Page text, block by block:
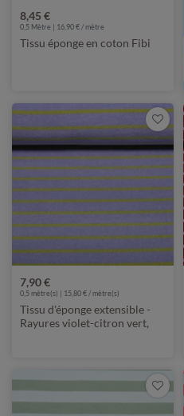
8,45 €
0,5 Mètre | 16,90 € / mètre
Tissu éponge en coton Fibi
7,90 €
0,5 mètre(s) | 15,80 € / mètre(s)
Tissu d'éponge extensible -
Rayures violet-citron vert,